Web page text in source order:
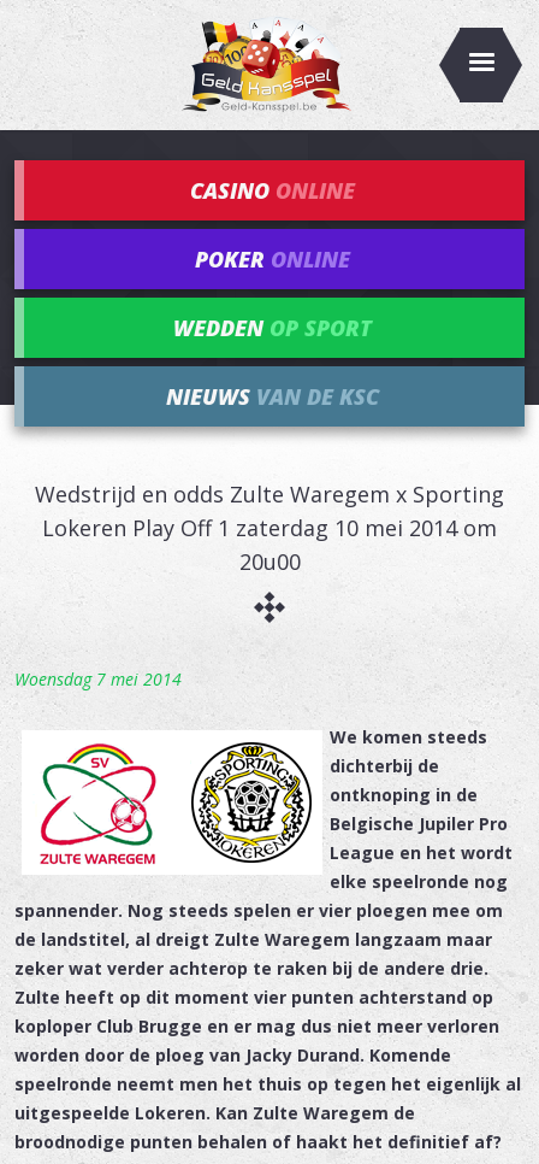
CASINO ONLINE
POKER ONLINE
WEDDEN OP SPORT
NIEUWS VAN DE KSC
Wedstrijd en odds Zulte Waregem x Sporting
Lokeren Play Off 1 zaterdag 10 mei 2014 om
20u00
Woensdag 7 mei 2014
We komen steeds
dichterbij de
ontknoping in de
Belgische Jupiler Pro
League en het wordt
elke speelronde nog
spannender. Nog steeds spelen er vier ploegen mee om
de landstitel, al dreigt Zulte Waregem langzaam maar
zeker wat verder achterop te raken bij de andere drie.
Zulte heeft op dit moment vier punten achterstand op
koploper Club Brugge en er mag dus niet meer verloren
worden door de ploeg van Jacky Durand. Komende
speelronde neemt men het thuis op tegen het eigenlijk al
uitgespeelde Lokeren. Kan Zulte Waregem de
broodnodige punten behalen of haakt het definitief af?